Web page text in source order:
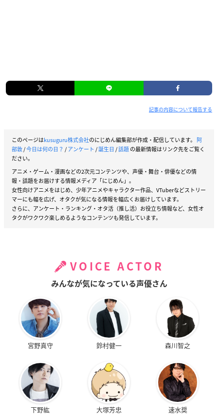
記事の内容について報告する
このページはkusuguru株式会社のにじめん編集部が作成・配信しています。 阿
部敦/今日は何の日？ /アンケート /誕生日/話題の最新情報はリンク先をご覧く
ださい。
アニメ・ゲーム・漫画などの2次元コンテンツや、声優・舞台・俳優などの情
報・話題をお届けする情報メディア「にじめん」。
女性向けアニメをはじめ、少年アニメやキャラクター作品、VTuberなどストリー
マーにも幅を広げ、オタクが気になる情報を幅広くお届けしています。
さらに、アンケート・ランキング・オタ活（推し活）お役立ち情報など、女性オ
タクがワクワク楽しめるようなコンテンツも発信しています。
VOICE ACTOR
みんなが気になっている声優さん
宮野真守 鈴村健一 森川智之
下野紘 大塚芳忠 速水奨